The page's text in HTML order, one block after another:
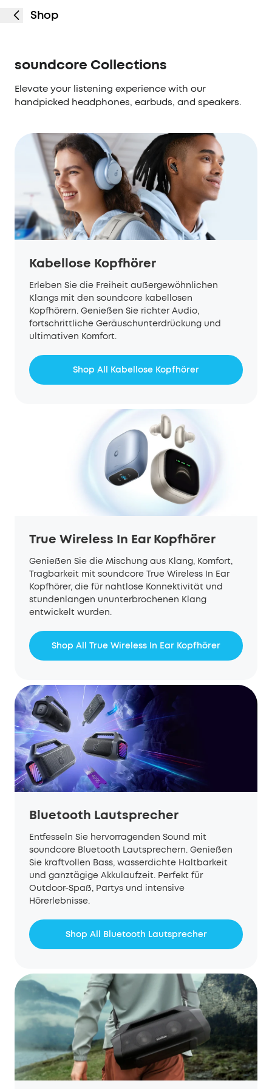
Shop
soundcore Collections
Elevate your listening experience with our
handpicked headphones, earbuds, and speakers.
Kabellose Kopfhörer
Erleben Sie die Freiheit außergewöhnlichen
Klangs mit den soundcore kabellosen
Kopfhörern. Genießen Sie richter Audio,
fortschrittliche Geräuschunterdrückung und
ultimativen Komfort.
Shop All Kabellose Kopfhörer
True Wireless In Ear Kopfhörer
Genießen Sie die Mischung aus Klang, Komfort,
Tragbarkeit mit soundcore True Wireless In Ear
Kopfhörer, die für nahtlose Konnektivität und
stundenlangen ununterbrochenen Klang
entwickelt wurden.
Shop All True Wireless In Ear Kopfhörer
Bluetooth Lautsprecher
Entfesseln Sie hervorragenden Sound mit
soundcore Bluetooth Lautsprechern. Genießen
Sie kraftvollen Bass, wasserdichte Haltbarkeit
und ganztägige Akkulaufzeit. Perfekt für
Outdoor-Spaß, Partys und intensive
Hörerlebnisse.
Shop All Bluetooth Lautsprecher